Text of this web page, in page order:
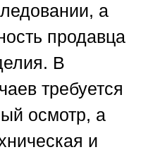
а
продавца
В
требуется
осмотр, а
и